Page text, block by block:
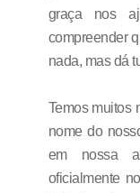
graça nos
compreender
nada, mas dá
Temos muitos
nome do
em nossa
oficialmente